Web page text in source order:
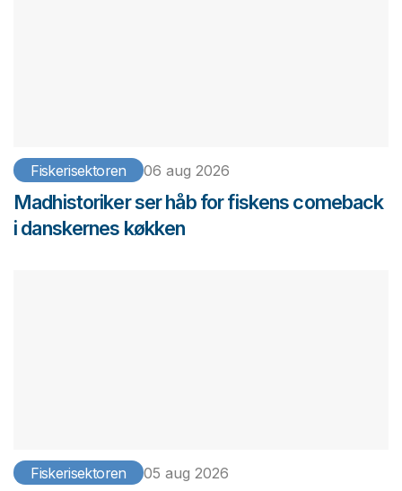
Fiskerisektoren 06 aug 2026
Madhistoriker ser håb for fiskens comeback
i danskernes køkken
Fiskerisektoren 05 aug 2026